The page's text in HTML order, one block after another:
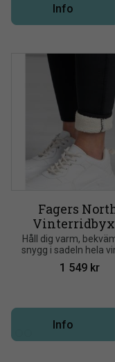
Info
Fagers
Håll dig varm,
snygg i sadeln hela
med Fagers North
Vinterridbyxor.
1 549 kr
Info